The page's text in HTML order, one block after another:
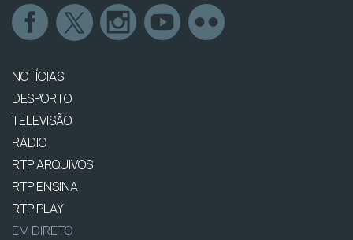
NOTÍCIAS
DESPORTO
TELEVISÃO
RÁDIO
RTP ARQUIVOS
RTP ENSINA
RTP PLAY
EM DIRETO